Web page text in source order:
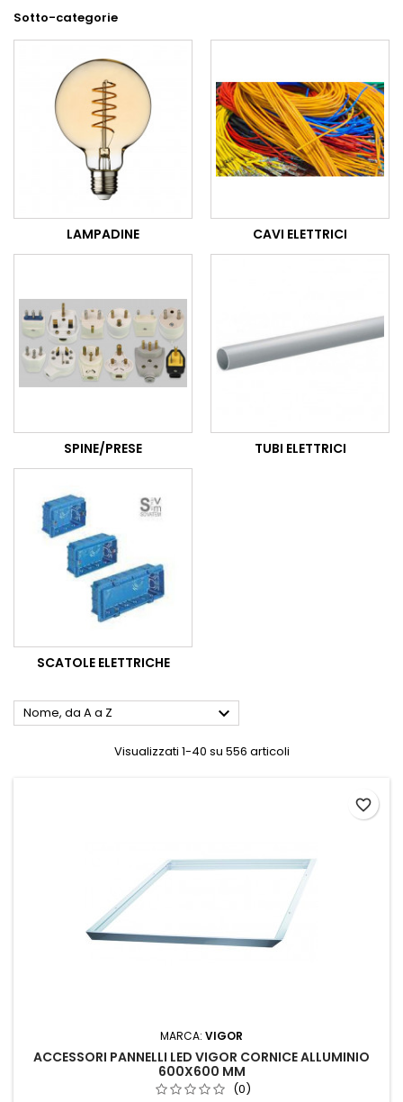
Sotto-categorie
LAMPADINE CAVI ELETTRICI
SPINE/PRESE TUBI ELETTRICI
SCATOLE ELETTRICHE
Nome, da A a Z 
Visualizzati 1-40 su 556 articoli
MARCA: VIGOR
ACCESSORI PANNELLI LED VIGOR CORNICE ALLUMINIO
600X600 MM
(0)
favorite_border